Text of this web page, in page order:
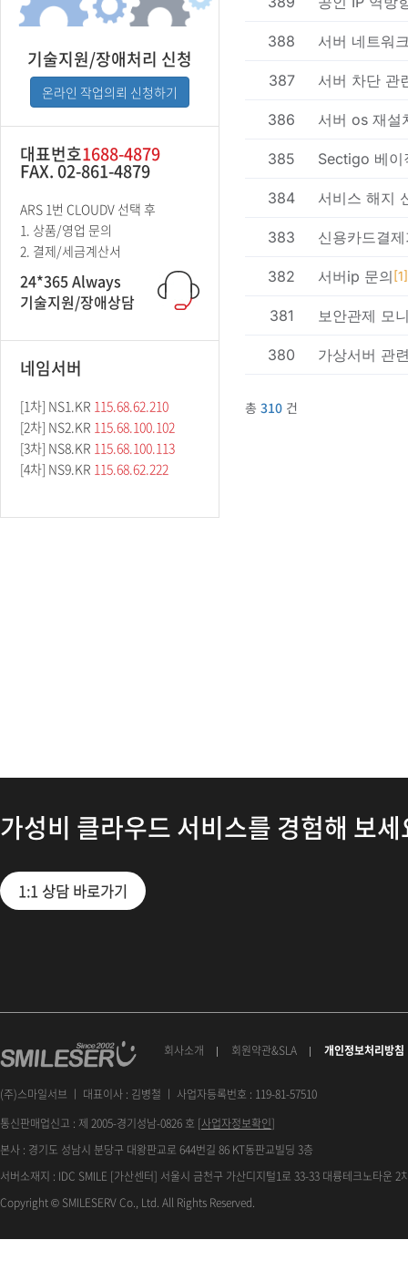
기술지원/장애처리 신청
온라인 작업의뢰 신청하기
대표번호1688-4879
FAX. 02-861-4879
ARS 1번 CLOUDV 선택 후
1. 상품/영업 문의
2. 결제/세금계산서
24*365 Always
기술지원/장애상담
네임서버
[1차] NS1.KR 115.68.62.210
[2차] NS2.KR 115.68.100.102
[3차] NS8.KR 115.68.100.113
[4차] NS9.KR 115.68.62.222
가성비 클라우드 서비스를 경험해 보
1:1 상담 바로가기
회사소개 회원약관&SLA 개인정보처리방침
(주)스마일서브 ㅣ 대표이사 : 김병철 ㅣ 사업자등록번호 : 119-81-57510
통신판매업신고 : 제 2005-경기성남-0826 호 [사업자정보확인]
본사 : 경기도 성남시 분당구 대왕판교로 644번길 86 KT동판교빌딩 3층
서버소재지 : IDC SMILE [가산센터] 서울시 금천구 가산디지털1로 33-33 대륭테크노타운 2
Copyright © SMILESERV Co., Ltd. All Rights Reserved.